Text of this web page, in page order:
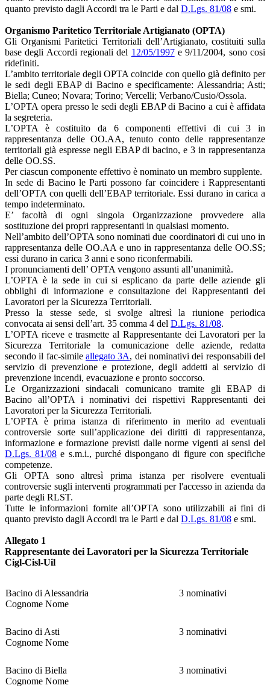
quanto previsto dagli Accordi tra le Parti e dal D.Lgs. 81/08 e smi.
Organismo Paritetico Territoriale Artigianato (OPTA)
Gli Organismi Paritetici Territoriali dell’Artigianato, costituiti sulla
base degli Accordi regionali del 12/05/1997e 9/11/2004, sono cosi
ridefiniti.
L’ambito territoriale degli OPTA coincide con quello già definito per
le sedi degli EBAP di Bacino e specificamente: Alessandria; Asti;
Biella; Cuneo; Novara; Torino; Vercelli; Verbano/Cusio/Ossola.
L’OPTA opera presso le sedi degli EBAP di Bacino a cui è affidata
la segreteria.
L’OPTA è costituito da 6 componenti effettivi di cui 3 in
rappresentanza delle OO.AA, tenuto conto delle rappresentanze
territoriali già espresse negli EBAP di bacino, e 3 in rappresentanza
delle OO.SS.
Per ciascun componente effettivo è nominato un membro supplente.
In sede di Bacino le Parti possono far coincidere i Rappresentanti
dell’OPTA con quelli dell’EBAP territoriale. Essi durano in carica a
tempo indeterminato.
E’ facoltà di ogni singola Organizzazione provvedere alla
sostituzione dei propri rappresentanti in qualsiasi momento.
Nell’ambito dell’OPTA sono nominati due coordinatori di cui uno in
rappresentanza delle OO.AA e uno in rappresentanza delle OO.SS;
essi durano in carica 3 anni e sono riconfermabili.
I pronunciamenti dell’ OPTA vengono assunti all’unanimità.
L’OPTA è la sede in cui si esplicano da parte delle aziende gli
obblighi di informazione e consultazione dei Rappresentanti dei
Lavoratori per la Sicurezza Territoriali.
Presso la stesse sede, si svolge altresì la riunione periodica
convocata ai sensi dell’art. 35 comma 4 del D.Lgs. 81/08.
L’OPTA riceve e trasmette al Rappresentante dei Lavoratori per la
Sicurezza Territoriale la comunicazione delle aziende, redatta
secondo il fac-simile allegato 3A, dei nominativi dei responsabili del
servizio di prevenzione e protezione, degli addetti al servizio di
prevenzione incendi, evacuazione e pronto soccorso.
Le Organizzazioni sindacali comunicano tramite gli EBAP di
Bacino all’OPTA i nominativi dei rispettivi Rappresentanti dei
Lavoratori per la Sicurezza Territoriali.
L’OPTA è prima istanza di riferimento in merito ad eventuali
controversie sorte sull’applicazione dei diritti di rappresentanza,
informazione e formazione previsti dalle norme vigenti ai sensi del
D.Lgs. 81/08 e s.m.i., purché dispongano di figure con specifiche
competenze.
Gli OPTA sono altresì prima istanza per risolvere eventuali
controversie sugli interventi programmati per l'accesso in azienda da
parte degli RLST.
Tutte le informazioni fornite all’OPTA sono utilizzabili ai fini di
quanto previsto dagli Accordi tra le Parti e dal D.Lgs. 81/08 e smi.
Allegato 1
Rappresentante dei Lavoratori per la Sicurezza Territoriale
Cigl-Cisl-Uil
Bacino di Alessandria
Cognome Nome
3 nominativi
Bacino di Asti
Cognome Nome
3 nominativi
Bacino di Biella
Cognome Nome
3 nominativi